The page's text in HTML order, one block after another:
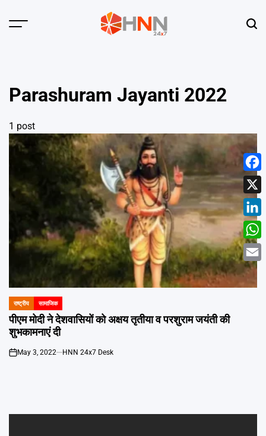
Menu
Parashuram Jayanti 2022
1 post
POSTED
IN
राष्ट्रीय सामाजिक
पीएम मोदी ने देशवासियों को अक्षय तृतीया व परशुराम जयंती की
शुभकामनाएं दी
on
May 3, 2022 HNN 24x7 Desk
X